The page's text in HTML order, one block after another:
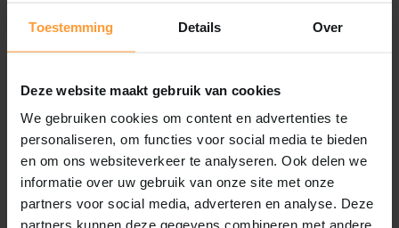
Toestemming Details Over
Deze website maakt gebruik van cookies
We gebruiken cookies om content en advertenties te
personaliseren, om functies voor social media te bieden
en om ons websiteverkeer te analyseren. Ook delen we
informatie over uw gebruik van onze site met onze
partners voor social media, adverteren en analyse. Deze
partners kunnen deze gegevens combineren met andere
Knaagdier berkenhuis
rond medium 14cm
Vergelijk
Knaagdier berkenrol 23
cm
Vergelijk